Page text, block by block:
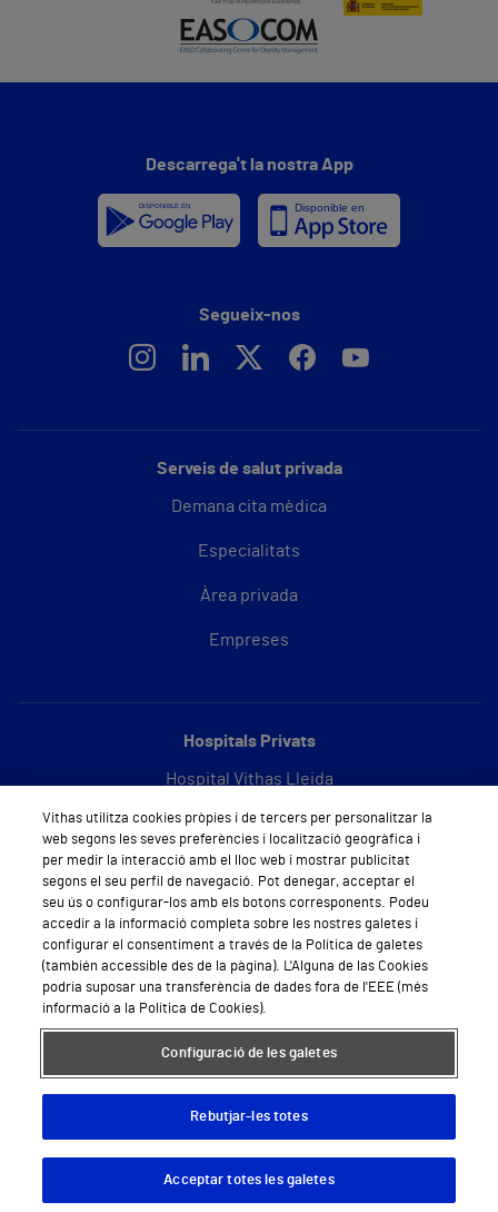
Serveis de salut privada
Demana cita mèdica
Especialitats
Àrea privada
Empreses
Hospitals Privats
Hospital Vithas Lleida
Hospital Vithas Barcelona
Sobre Vithas
Qui som
Treballar a Vithas
Sala de premsa
Descarrega't la nostra App
Segueix-nos
Avís legal - Condicions d'ús Política de galetes Política de privadesa
Descargar App
Vithas utilitza cookies pròpies i de tercers per personalitzar la
web segons les seves preferències i localització geogràfica i
per medir la interacció amb el lloc web i mostrar publicitat
segons el seu perfil de navegació. Pot denegar, acceptar el
seu ús o configurar-los amb els botons corresponents. Podeu
accedir a la informació completa sobre les nostres galetes i
configurar el consentiment a través de la Política de galetes
(también accessible des de la pàgina). L'Alguna de las Cookies
podria suposar una transferència de dades fora de l'EEE (més
informació a la Política de Cookies).
Configuració de les galetes
Rebutjar-les totes
Acceptar totes les galetes